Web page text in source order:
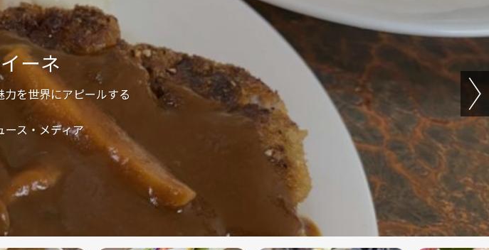
ーネ
を世界にアピールする
ース・メディア